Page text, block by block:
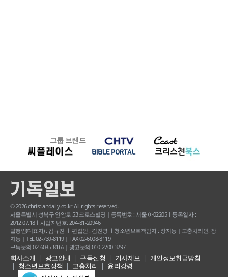
그룹 브랜드
© 2026 christiandaily.co.kr All rights reserved.
서울특별시 성북구 안암로 53 크로스빌딩 | 등록번호 : 서울 아02205ㅣ등록일자 :
2012.07.18ㅣ사업자번호: 204-81-20946
발행인(대표자) : 김규진 ㅣ 편집인 : 김진영 ㅣ청소년보호책임자 : 장지동 | 고충처리인: 장
지동 | TEL 02-739-8119 | FAX 02-6008-8119
구독문의 02-6085-8166 | 광고문의 010-2700-3297
회사소개 광고안내 구독신청 기사제보
개인정보취급방침
청소년보호정책
고충처리
윤리강령